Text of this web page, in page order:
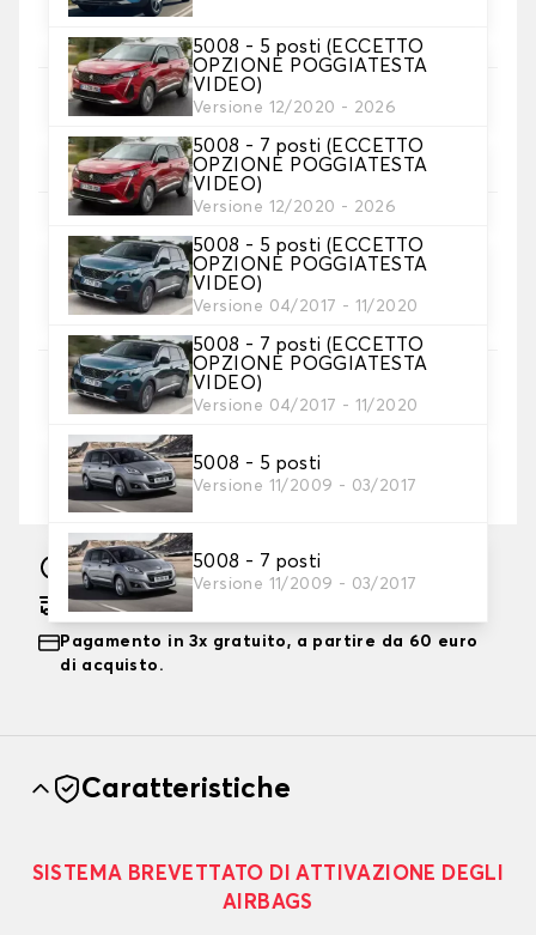
5008 - 5 posti (ECCETTO
OPZIONE POGGIATESTA
VIDEO)
Versione 12/2020 - 2026
5008 - 7 posti (ECCETTO
OPZIONE POGGIATESTA
VIDEO)
Versione 12/2020 - 2026
5008 - 5 posti (ECCETTO
OPZIONE POGGIATESTA
VIDEO)
Versione 04/2017 - 11/2020
5008 - 7 posti (ECCETTO
OPZIONE POGGIATESTA
VIDEO)
Versione 04/2017 - 11/2020
5008 - 5 posti
Versione 11/2009 - 03/2017
5008 - 7 posti
Versione 11/2009 - 03/2017
2. Set di coperture
3. Materiale
Scegliete il materiale per le vostre coperture.
4. Colore
Scegliete il colore dei vostri coprisedili.
5. Ricamo
Personalizza il tappetino con testo e/o icona
Aggiungere testo e logo + 12,00€
Fabbricazione sotto 15 giorni lavorativi
Consegna gratuita stimata su 03/09/2026
Pagamento in 3x gratuito, a partire da 60 euro
di acquisto.
Caratteristiche
SISTEMA BREVETTATO DI ATTIVAZIONE DEGLI
AIRBAGS